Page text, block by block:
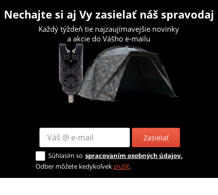
Nechajte si aj Vy zasielať náš spravodaj
Každý týždeň tie najzaujímavejšie novinky
a akcie do Vášho e-mailu
Zasielať
Súhlasím so spracovaním osobných údajov.
Odber môžete kedykoľvekzrušiť.